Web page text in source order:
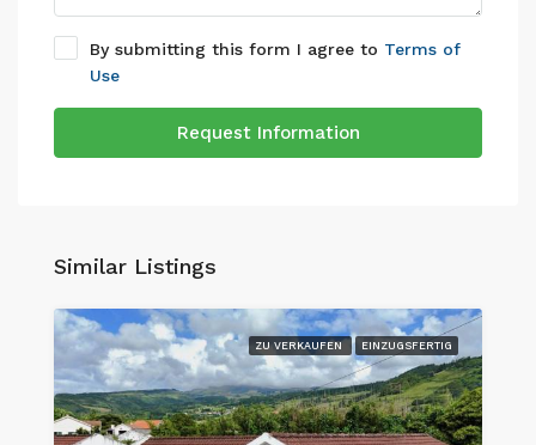
By submitting this form I agree to Terms of
Use
Request Information
Similar Listings
ZU VERKAUFEN EINZUGSFERTIG